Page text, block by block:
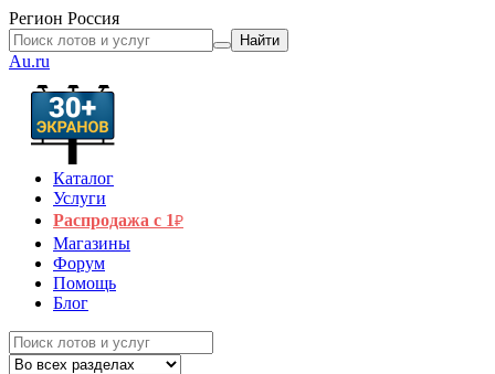
Регион Россия
Найти
Au.ru
Каталог
Услуги
Распродажа с 1₽
Магазины
Форум
Помощь
Блог